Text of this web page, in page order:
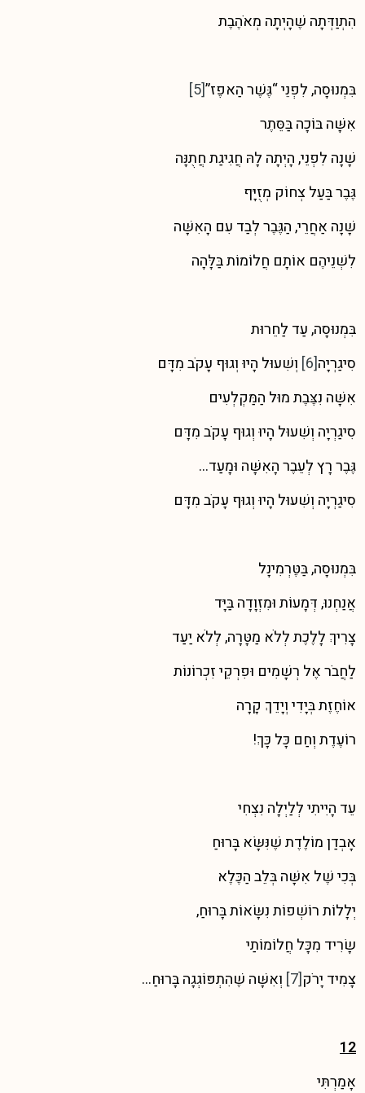
הִתְוַדְּתָה שֶׁהָיְתָה מְאֹהֶבֶת
בִּמְנוּסָה, לִפְנֵי “גֶּשֶׁר הַאפֶז”[5]
אִשָּׁה בּוֹכָה בַּסֵּתֶר
שָׁנָה לִפְנֵי, הָיְתָה לָהּ חֲגִיגַת חֲתֻנָּה
גֶּבֶר בַּעַל צְחוֹק מְזֻיָּף
שָׁנָה אַחֲרֵי, הַגֶּבֶר לְבַד עִם הָאִשָּׁה
לִשְׁנֵיהֶם אוֹתָם חֲלוֹמוֹת בַּלָּהָה
בִּמְנוּסָה, עַד לַחֵרוּת
סִיגַרְיָה[6]
וְשִׁעוּל הָיוּ וְגוּף עָקֹב מִדָּם
אִשָּׁה נִצֶּבֶת מוּל הַמַּקְלְעִים
סִיגַרְיָה וְשִׁעוּל הָיוּ וְגוּף עָקֹב מִדָּם
גֶּבֶר רָץ לְעֵבֶר הָאִשָּׁה וּמָעַד…
סִיגַרְיָה וְשִׁעוּל הָיוּ וְגוּף עָקֹב מִדָּם
בִּמְנוּסָה, בַּטֶּרְמִינָל
אֲנַחְנוּ, דְּמָעוֹת וּמִזְוָדָה בַּיָּד
צָרִיךְ לָלֶכֶת לְלֹא מַטָּרָה, לְלֹא יַעַד
לַחֲבֹר אֶל רְשָׁמִים וּפִרְקֵי זִכְרוֹנוֹת
אוֹחֶזֶת בְּיָדִי וְיָדֵךְ קָרָה
רוֹעֶדֶת וְחַם כָּל כָּךְ!
עֵד הָיִיתִי לְלַיְלָה נִצְחִי
אָבְדַן מוֹלֶדֶת שֶׁנִּשָּׂא בָּרוּחַ
בְּכִי שֶׁל אִשָּׁה בְּלֵב הַכֶּלֶא
יְלָלוֹת רוֹשְׁפוֹת נִשָּׂאוֹת בָּרוּחַ,
שָׂרִיד מִכָּל חֲלוֹמוֹתַי
צָמִיד יָרֹק[7] וְאִשָּׁה שֶׁהִתְפּוֹגְגָה בָּרוּחַ…
12
אָמַרְתִּי